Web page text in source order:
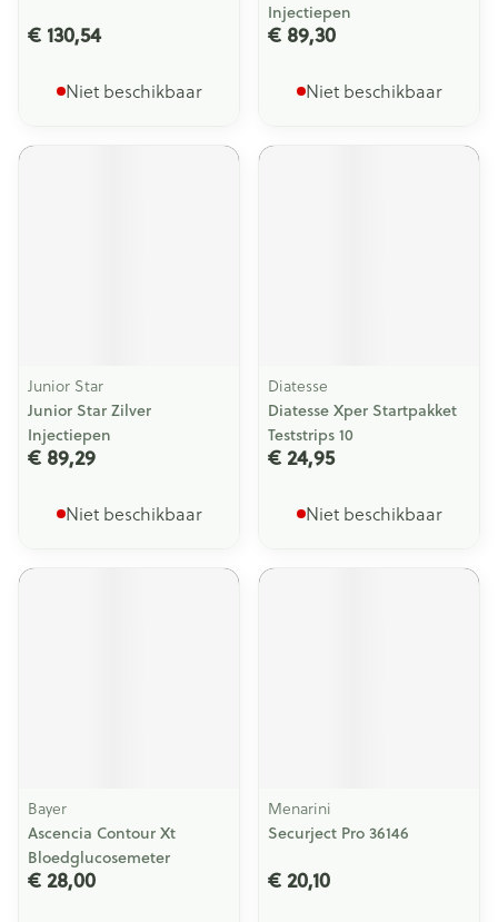
€ 130,54
Niet beschikbaar
Injectiepen
€ 89,30
Niet beschikbaar
Junior Star
Junior Star Zilver
Injectiepen
€ 89,29
Niet beschikbaar
Diatesse
Diatesse Xper Startpakket
Teststrips 10
€ 24,95
Niet beschikbaar
Bayer
Ascencia Contour Xt
Bloedglucosemeter
€ 28,00
Menarini
Securject Pro 36146
€ 20,10